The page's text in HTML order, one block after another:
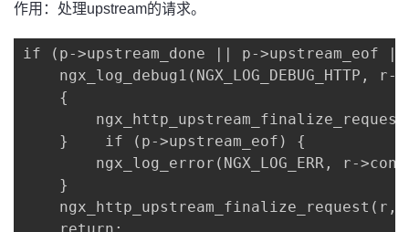
作用：处理upstream的请求。
if (p->upstream_done || p->upstream_eof
{
}    if (p->upstream_eof) {
ngx_log_error(NGX_LOG_ERR, r-
}
ngx_http_upstream_finalize_request(r, u,